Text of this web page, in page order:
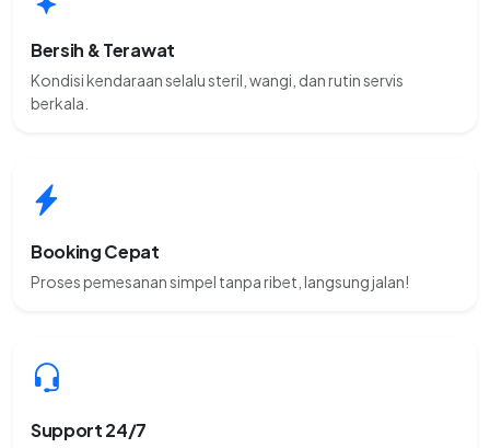
Bersih & Terawat
Kondisi kendaraan selalu steril, wangi, dan rutin servis
berkala.
Booking Cepat
Proses pemesanan simpel tanpa ribet, langsung jalan!
Support 24/7